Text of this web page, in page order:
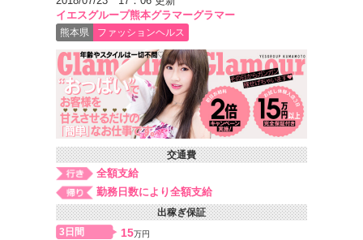
イエスグループ熊本グラマーグラマー
熊本県 ファッションヘルス
交通費
全額支給
勤務日数により全額支給
出稼ぎ保証
3日間
15万円